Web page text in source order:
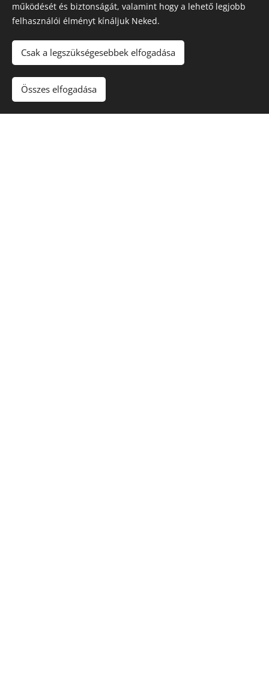
működését és biztonságát, valamint hogy a lehető legjobb
felhasználói élményt kínáljuk Neked.
Csak a legszükségesebbek elfogadása
Összes elfogadása